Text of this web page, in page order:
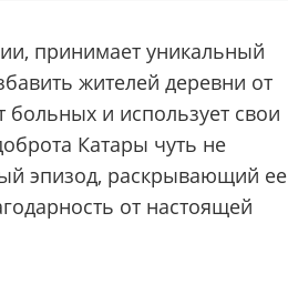
принимает уникальный
жителей деревни от
больных и использует свои
Катары чуть не
эпизод, раскрывающий ее
от настоящей